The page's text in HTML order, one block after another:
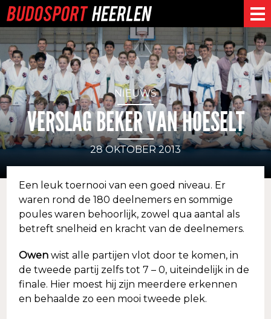
NIEUWS
VERSLAG BEKER VAN HOESELT
28 OKTOBER 2013
Een leuk toernooi van een goed niveau. Er
waren rond de 180 deelnemers en sommige
poules waren behoorlijk, zowel qua aantal als
betreft snelheid en kracht van de deelnemers.
Owen wist alle partijen vlot door te komen, in
de tweede partij zelfs tot 7 – 0, uiteindelijk in de
finale. Hier moest hij zijn meerdere erkennen
en behaalde zo een mooi tweede plek.